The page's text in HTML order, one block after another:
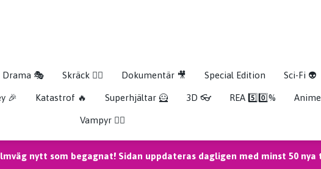
Drama 🎭 Skräck 🧟‍♂️ Dokumentär 🎥 Special Edition Sci-Fi 👽
🎉 Katastrof 🔥 Superhjältar 🦸 3D 👓 REA 5️⃣0️⃣%
Vampyr 🧛‍♀️
nytt som begagnat! Sidan uppdateras dagligen med minst 50